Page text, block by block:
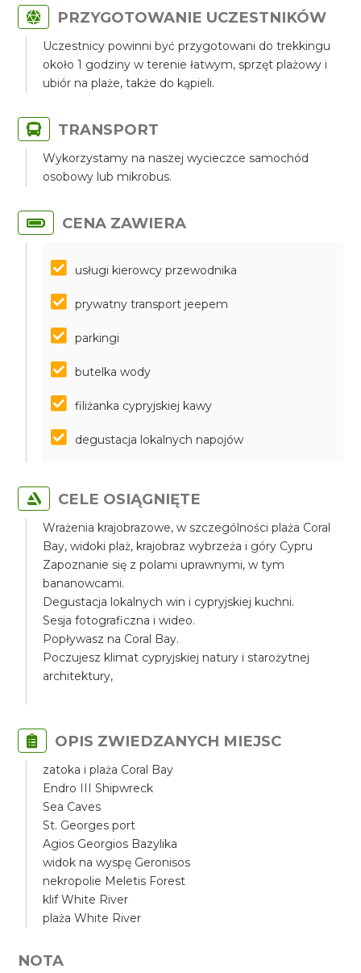
PRZYGOTOWANIE UCZESTNIKÓW
Uczestnicy powinni być przygotowani do trekkingu
około 1 godziny w terenie łatwym, sprzęt plażowy i
ubiór na plaże, także do kąpieli.
TRANSPORT
Wykorzystamy na naszej wycieczce samochód
osobowy lub mikrobus.
CENA ZAWIERA
usługi kierowcy przewodnika
prywatny transport jeepem
parkingi
butelka wody
filiżanka cypryjskiej kawy
degustacja lokalnych napojów
CELE OSIĄGNIĘTE
Wrażenia krajobrazowe, w szczególności plaża Coral
Bay, widoki plaż, krajobraz wybrzeża i góry Cypru
Zapoznanie się z polami uprawnymi, w tym
bananowcami.
Degustacja lokalnych win i cypryjskiej kuchni.
Sesja fotograficzna i wideo.
Popływasz na Coral Bay.
Poczujesz klimat cypryjskiej natury i starożytnej
architektury,
OPIS ZWIEDZANYCH MIEJSC
zatoka i plaża Coral Bay
Endro III Shipwreck
Sea Caves
St. Georges port
Agios Georgios Bazylika
widok na wyspę Geronisos
nekropolie Meletis Forest
klif White River
plaża White River
NOTA